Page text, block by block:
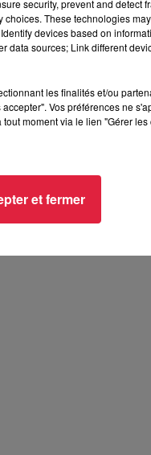
security, prevent and detect
These technologies
devices based on
data sources; Link different
les finalités et/ou
Vos préférences ne
moment via le lien "Gérer
et fermer